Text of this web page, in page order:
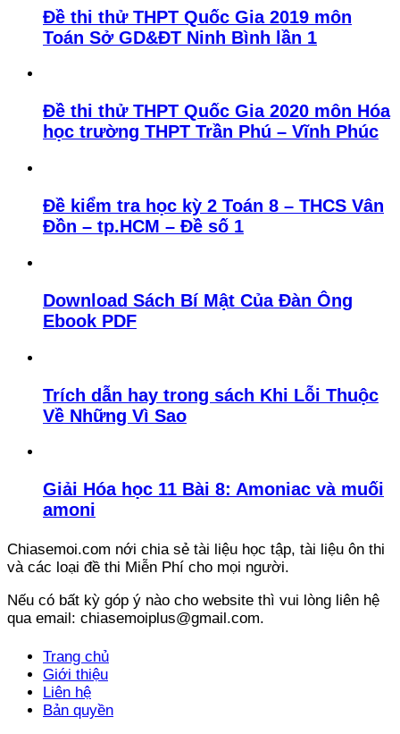
Đề thi thử THPT Quốc Gia 2019 môn
Toán Sở GD&ĐT Ninh Bình lần 1
Đề thi thử THPT Quốc Gia 2020 môn Hóa
học trường THPT Trần Phú – Vĩnh Phúc
Đề kiểm tra học kỳ 2 Toán 8 – THCS Vân
Đồn – tp.HCM – Đề số 1
Download Sách Bí Mật Của Đàn Ông
Ebook PDF
Trích dẫn hay trong sách Khi Lỗi Thuộc
Về Những Vì Sao
Giải Hóa học 11 Bài 8: Amoniac và muối
amoni
Chiasemoi.com nới chia sẻ tài liệu học tập, tài liệu ôn thi
và các loại đề thi Miễn Phí cho mọi người.
Nếu có bất kỳ góp ý nào cho website thì vui lòng liên hệ
qua email: chiasemoiplus@gmail.com.
Trang chủ
Giới thiệu
Liên hệ
Bản quyền